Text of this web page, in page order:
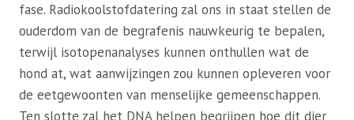
fase. Radiokoolstofdatering zal ons in staat stellen de
ouderdom van de begrafenis nauwkeurig te bepalen,
terwijl isotopenanalyses kunnen onthullen wat de
hond at, wat aanwijzingen zou kunnen opleveren voor
de eetgewoonten van menselijke gemeenschappen.
Ten slotte zal het DNA helpen begrijpen hoe dit dier